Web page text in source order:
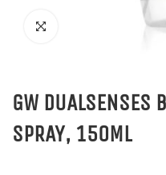
GW DUALSENSES
SPRAY, 150ML